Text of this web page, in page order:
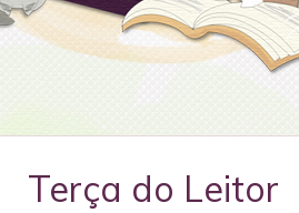
Terça do Leitor